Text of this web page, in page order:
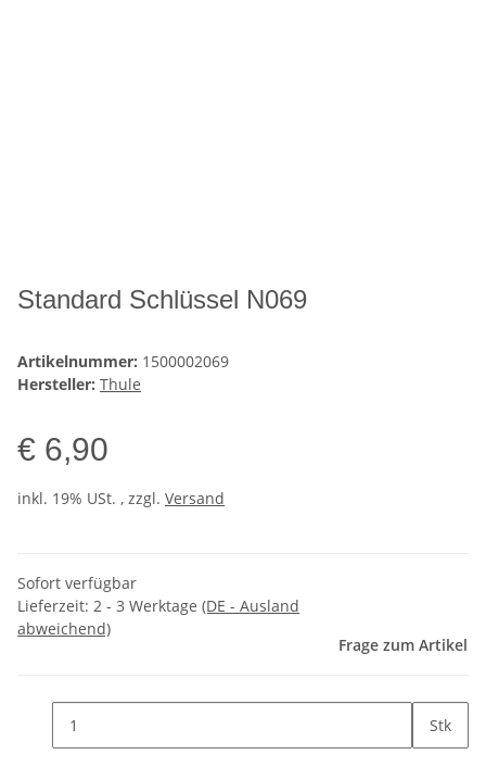
Standard Schlüssel N069
Artikelnummer: 1500002069
Hersteller: Thule
€ 6,90
inkl. 19% USt. , zzgl. Versand
Sofort verfügbar
Lieferzeit: 2 - 3 Werktage (DE - Ausland
abweichend)
Frage zum Artikel
Stk